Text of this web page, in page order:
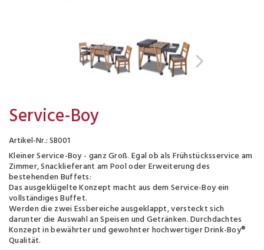
Service-Boy
Artikel-Nr.:SB001
Kleiner Service-Boy - ganz Groß. Egal ob als Frühstücksservice am
Zimmer, Snacklieferant am Pool oder Erweiterung des
bestehenden Buffets:
Das ausgeklügelte Konzept macht aus dem Service-Boy ein
vollständiges Buffet.
Werden die zwei Essbereiche ausgeklappt, versteckt sich
darunter die Auswahl an Speisen und Getränken. Durchdachtes
Konzept in bewährter und gewohnter hochwertiger Drink-Boy®
Qualität.